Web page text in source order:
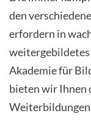
den
erfordern in
weitergebildetes
Akademie für
bieten wir Ihnen
Weiterbildungen